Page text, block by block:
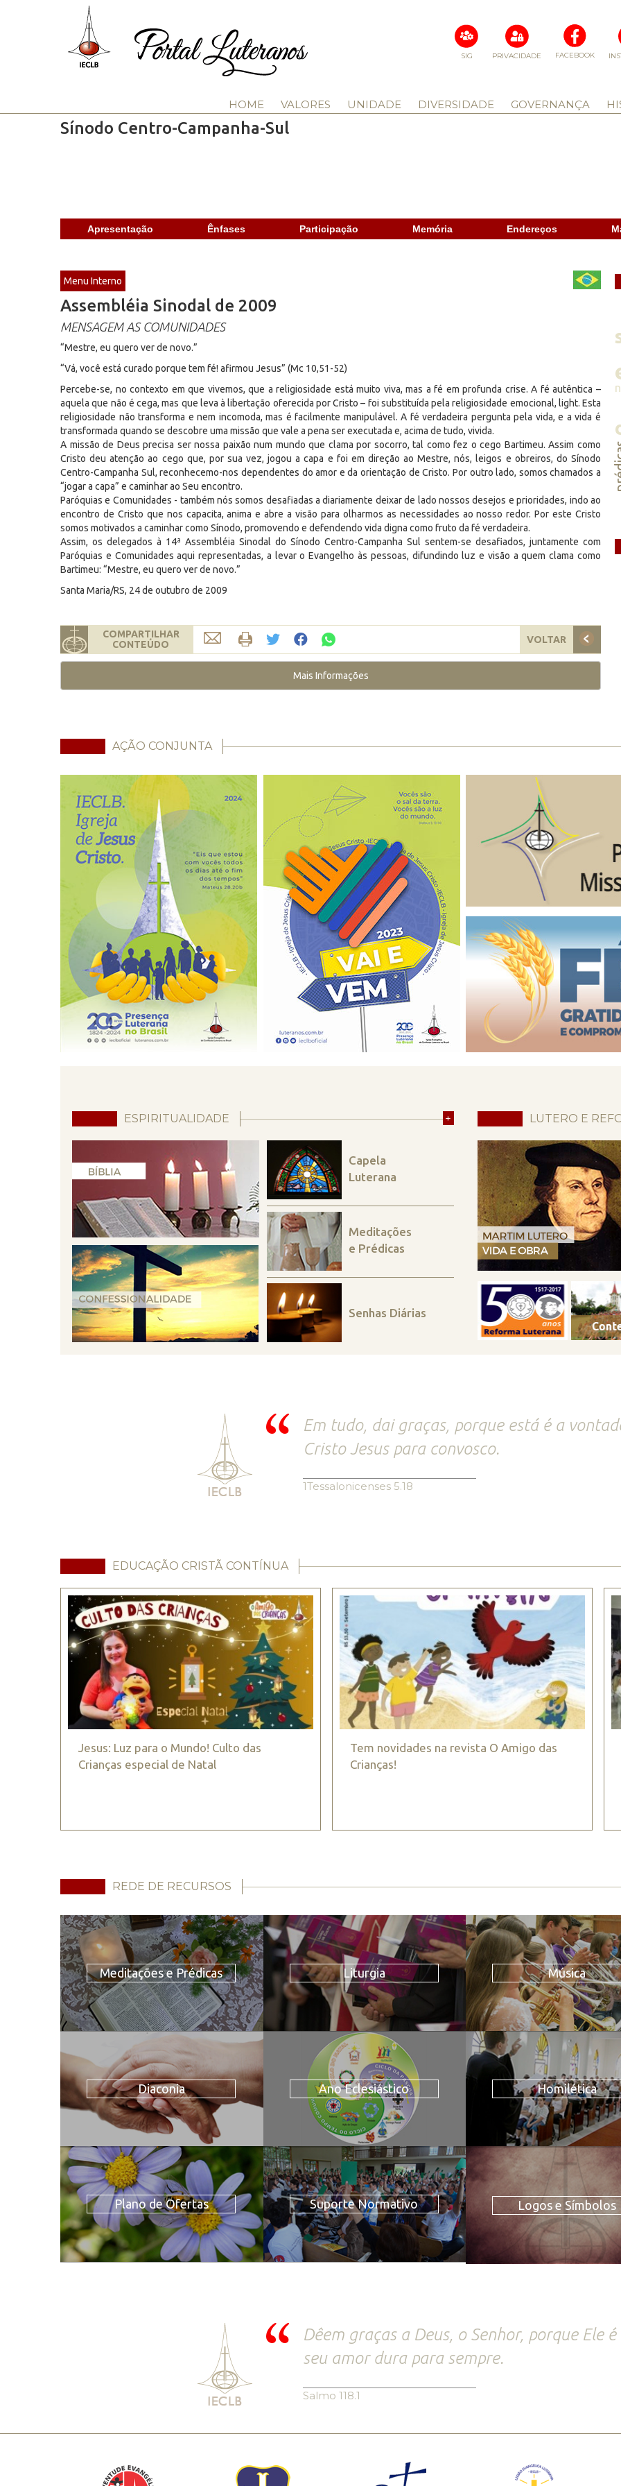
FACEBOOK
PRIVACIDADE
SIG
HOME VALORES UNIDADE DIVERSIDADE GOVERNANÇA
Sínodo Centro-Campanha-Sul
Apresentação Ênfases Participação Memória Endereços
Menu Interno
Assembléia Sinodal de 2009
MENSAGEM AS COMUNIDADES
“Mestre, eu quero ver de novo.”
“Vá, você está curado porque tem fé! afirmou Jesus” (Mc 10,51-52)
Percebe-se, no contexto em que vivemos, que a religiosidade está muito viva, mas a fé em profunda crise. A fé autêntica –
aquela que não é cega, mas que leva à libertação oferecida por Cristo – foi substituída pela religiosidade emocional, light. Esta
religiosidade não transforma e nem incomoda, mas é facilmente manipulável. A fé verdadeira pergunta pela vida, e a vida é
transformada quando se descobre uma missão que vale a pena ser executada e, acima de tudo, vivida.
A missão de Deus precisa ser nossa paixão num mundo que clama por socorro, tal como fez o cego Bartimeu. Assim como
Cristo deu atenção ao cego que, por sua vez, jogou a capa e foi em direção ao Mestre, nós, leigos e obreiros, do Sínodo
Centro-Campanha Sul, reconhecemo-nos dependentes do amor e da orientação de Cristo. Por outro lado, somos chamados a
“jogar a capa” e caminhar ao Seu encontro.
Paróquias e Comunidades - também nós somos desafiadas a diariamente deixar de lado nossos desejos e prioridades, indo ao
encontro de Cristo que nos capacita, anima e abre a visão para olharmos as necessidades ao nosso redor. Por este Cristo
somos motivados a caminhar como Sínodo, promovendo e defendendo vida digna como fruto da fé verdadeira.
Assim, os delegados à 14ª Assembléia Sinodal do Sínodo Centro-Campanha Sul sentem-se desafiados, juntamente com
Paróquias e Comunidades aqui representadas, a levar o Evangelho às pessoas, difundindo luz e visão a quem clama como
Bartimeu: “Mestre, eu quero ver de novo.”
Santa Maria/RS, 24 de outubro de 2009
COMPARTILHAR
CONTEÚDO
VOLTAR
Mais Informações
AÇÃO CONJUNTA
ESPIRITUALIDADE +
Capela
Luterana
Meditações
e Prédicas
Senhas Diárias
LUTERO E
Em tudo, dai graças, porque está é a
Cristo Jesus para convosco.
1Tessalonicenses 5.18
EDUCAÇÃO CRISTÃ CONTÍNUA
Jesus: Luz para o Mundo! Culto das
Crianças especial de Natal
Tem novidades na revista O Amigo das
Crianças!
REDE DE RECURSOS
Meditações e Prédicas Liturgia Música
Diaconia Ano Eclesiástico Homilética
Plano de Ofertas Suporte Normativo Logos e Símbolos
Dêem graças a Deus, o Senhor, porque Ele
seu amor dura para sempre.
Salmo 118.1